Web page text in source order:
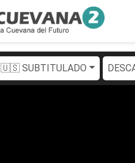
🇺🇸 SUBTITULADO